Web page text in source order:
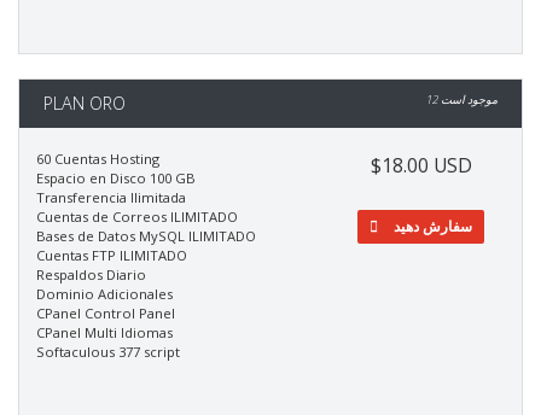
PLAN ORO 12 موجود است
60 Cuentas Hosting
Espacio en Disco 100 GB
Transferencia Ilimitada
Cuentas de Correos ILIMITADO
Bases de Datos MySQL ILIMITADO
Cuentas FTP ILIMITADO
Respaldos Diario
Dominio Adicionales
CPanel Control Panel
CPanel Multi Idiomas
Softaculous 377 script
$18.00 USD
سفارش دهید